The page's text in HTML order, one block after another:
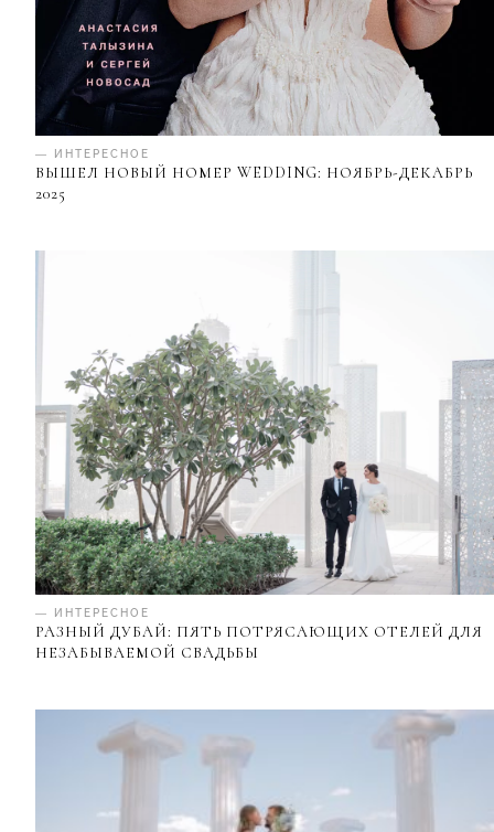
— ИНТЕРЕСНОЕ
ВЫШЕЛ НОВЫЙ НОМЕР WEDDING: НОЯБРЬ-ДЕКАБРЬ
2025
— ИНТЕРЕСНОЕ
РАЗНЫЙ ДУБАЙ: ПЯТЬ ПОТРЯСАЮЩИХ ОТЕЛЕЙ ДЛЯ
НЕЗАБЫВАЕМОЙ СВАДЬБЫ